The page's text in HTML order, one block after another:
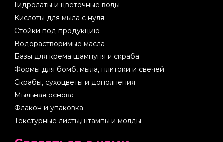
Гидролаты и цветочные воды
Кислоты для мыла с нуля
Стойки под продукцию
Водорастворимые масла
Базы для крема шампуня и скраба
Формы для бомб, мыла, плитоки и свечей
Скрабы, сухоцветы и дополнения
Мыльная основа
Флакон и упаковка
Текстурные листы,штампы и молды